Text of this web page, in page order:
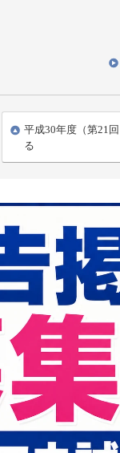
平成30年度（第21
る